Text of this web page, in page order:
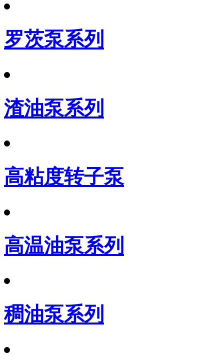
罗茨泵系列
渣油泵系列
高粘度转子泵
高温油泵系列
稠油泵系列